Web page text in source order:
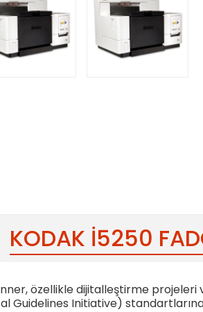
KODAK I5250
özellikle dijitalleştirme projeleri
Guidelines Initiative)